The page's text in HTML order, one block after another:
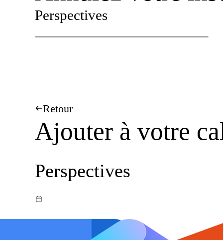
Perspectives
Retour
Ajouter à votre
Perspectives